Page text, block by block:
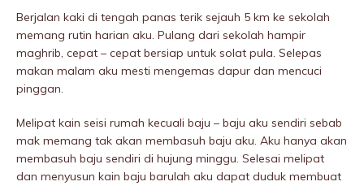
Berjalan kaki di tengah panas terik sejauh 5 km ke sekolah
memang rutin harian aku. Pulang dari sekolah hampir
maghrib, cepat – cepat bersiap untuk solat pula. Selepas
makan malam aku mesti mengemas dapur dan mencuci
pinggan.
Melipat kain seisi rumah kecuali baju – baju aku sendiri sebab
mak memang tak akan membasuh baju aku. Aku hanya akan
membasuh baju sendiri di hujung minggu. Selesai melipat
dan menyusun kain baju barulah aku dapat duduk membuat